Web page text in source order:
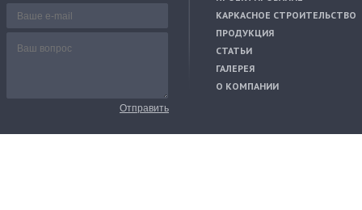
Отправить
КАРКАСНОЕ СТРОИТЕЛЬСТВО
ПРОДУКЦИЯ
СТАТЬИ
ГАЛЕРЕЯ
О КОМПАНИИ